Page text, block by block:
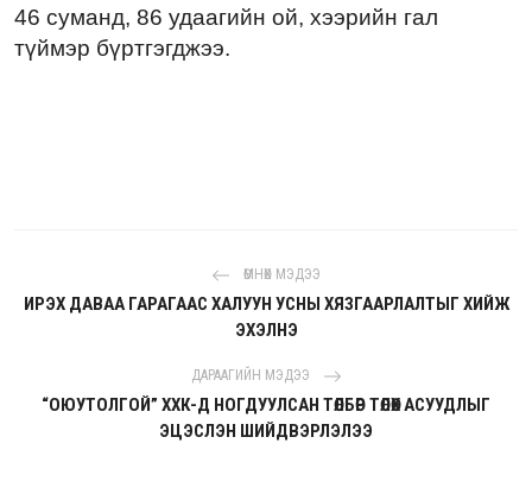
46 суманд, 86 удаагийн ой, хээрийн гал
түймэр бүртгэгджээ.
ӨМНӨХ МЭДЭЭ
ИРЭХ ДАВАА ГАРАГААС ХАЛУУН УСНЫ ХЯЗГААРЛАЛТЫГ ХИЙЖ
ЭХЭЛНЭ
ДАРААГИЙН МЭДЭЭ
“ОЮУТОЛГОЙ” ХХК-Д НОГДУУЛСАН ТӨЛБӨР ТӨЛӨХ АСУУДЛЫГ
ЭЦЭСЛЭН ШИЙДВЭРЛЭЛЭЭ